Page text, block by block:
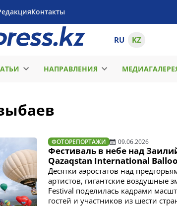
Контакты
RU KZ
НАПРАВЛЕНИЯ
ФОТОРЕПОРТАЖИ 09.06.2026
Фестиваль в небе над
Qazaqstan International
Десятки аэростатов над
артистов, гигантские воздушные
Festival поделилась кадрами
гостей и участников из шести